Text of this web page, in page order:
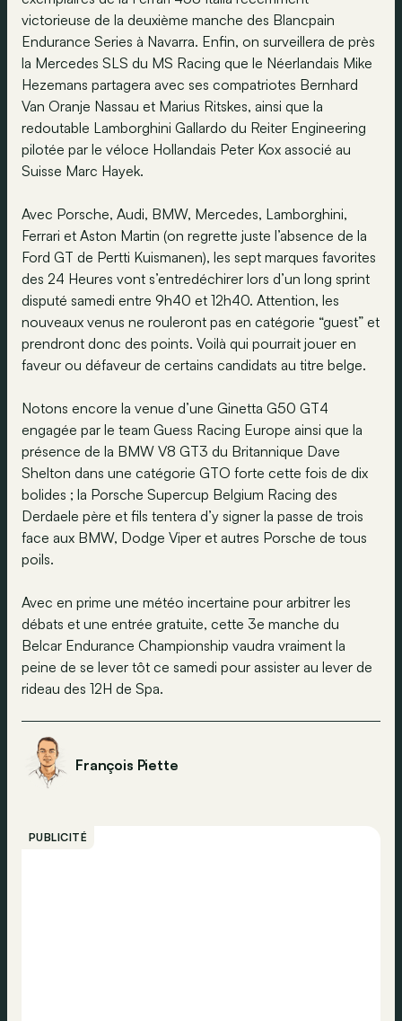
victorieuse de la deuxième manche des Blancpain
Endurance Series à Navarra. Enfin, on surveillera de près
la Mercedes SLS du MS Racing que le Néerlandais Mike
Hezemans partagera avec ses compatriotes Bernhard
Van Oranje Nassau et Marius Ritskes, ainsi que la
redoutable Lamborghini Gallardo du Reiter Engineering
pilotée par le véloce Hollandais Peter Kox associé au
Suisse Marc Hayek.
Avec Porsche, Audi, BMW, Mercedes, Lamborghini,
Ferrari et Aston Martin (on regrette juste l’absence de la
Ford GT de Pertti Kuismanen), les sept marques favorites
des 24 Heures vont s’entredéchirer lors d’un long sprint
disputé samedi entre 9h40 et 12h40. Attention, les
nouveaux venus ne rouleront pas en catégorie “guest” et
prendront donc des points. Voilà qui pourrait jouer en
faveur ou défaveur de certains candidats au titre belge.
Notons encore la venue d’une Ginetta G50 GT4
engagée par le team Guess Racing Europe ainsi que la
présence de la BMW V8 GT3 du Britannique Dave
Shelton dans une catégorie GTO forte cette fois de dix
bolides ; la Porsche Supercup Belgium Racing des
Derdaele père et fils tentera d’y signer la passe de trois
face aux BMW, Dodge Viper et autres Porsche de tous
poils.
Avec en prime une météo incertaine pour arbitrer les
débats et une entrée gratuite, cette 3e manche du
Belcar Endurance Championship vaudra vraiment la
peine de se lever tôt ce samedi pour assister au lever de
rideau des 12H de Spa.
François Piette
PUBLICITÉ